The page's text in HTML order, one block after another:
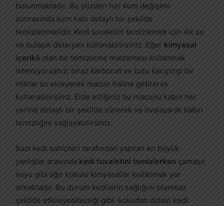
bulunmaktadır. Bu yüzden her kum değişimi
sonrasında kum kabı detaylı bir şekilde
temizlenmelidir. Kedi tuvaletini temizlemek için ılık su
ve bulaşık deterjanı kullanabilirsiniz. Eğer kimyasal
içerikli olan bir temizleme malzemesi kullanmak
istemiyorsanız; biraz karbonat ve tuzu karıştırıp bir
miktar su ekleyerek macun haline getirerek
kullanabilirsiniz. Elde ettiğiniz bu macunu kabın her
yerine detaylı bir şekilde sürerek ve ovalayarak kabın
temizliğini sağlayabilirsiniz.
Bazı kedi sahipleri tarafından yapılan en büyük
yanlışlar arasında kedi tuvaletini temizlerken çamaşır
suyu gibi ağır kokulu kimyasallar kullanmak yer
almaktadır. Bu durum kedilerin sağlığını olumsuz
şekilde etkileyebileceği gibi kokudan dolayı kedi